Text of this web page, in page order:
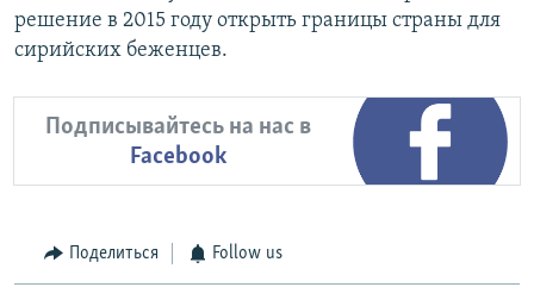
решение в 2015 году открыть границы страны для
сирийских беженцев.
Подписывайтесь на нас в
Facebook
Поделиться Follow us